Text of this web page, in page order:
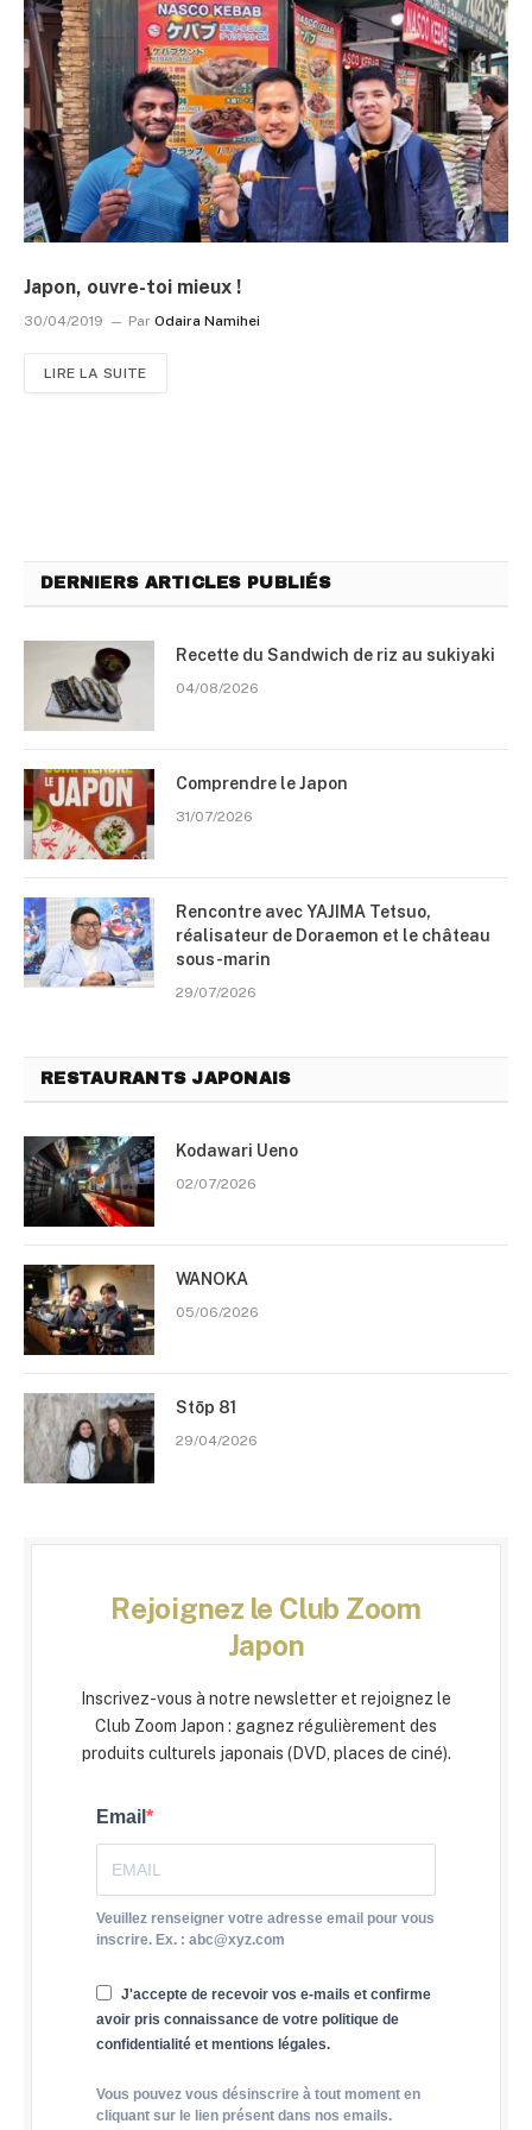
Japon, ouvre-toi mieux !
30/04/2019 Par Odaira Namihei
LIRE LA SUITE
DERNIERS ARTICLES PUBLIÉS
Recette du Sandwich de riz au sukiyaki
04/08/2026
Comprendre le Japon
31/07/2026
Rencontre avec YAJIMA Tetsuo,
réalisateur de Doraemon et le château
sous-marin
29/07/2026
RESTAURANTS JAPONAIS
Kodawari Ueno
02/07/2026
WANOKA
05/06/2026
Stōp 81
29/04/2026
Rejoignez le Club Zoom
Japon
Inscrivez-vous à notre newsletter et rejoignez le
Club Zoom Japon : gagnez régulièrement des
produits culturels japonais (DVD, places de ciné).
Email
Veuillez renseigner votre adresse email pour vous
inscrire. Ex. : abc@xyz.com
J'accepte de recevoir vos e-mails et confirme
avoir pris connaissance de votre politique de
confidentialité et mentions légales.
Vous pouvez vous désinscrire à tout moment en
cliquant sur le lien présent dans nos emails.